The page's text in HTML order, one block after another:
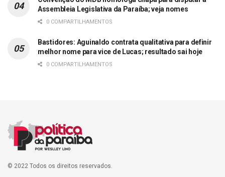
Assembleia Legislativa da Paraíba; veja nomes
0 COMPARTILHAMENTOS
Bastidores: Aguinaldo contrata qualitativa para definir
melhor nome para vice de Lucas; resultado sai hoje
0 COMPARTILHAMENTOS
© 2022 Todos os direitos reservados.